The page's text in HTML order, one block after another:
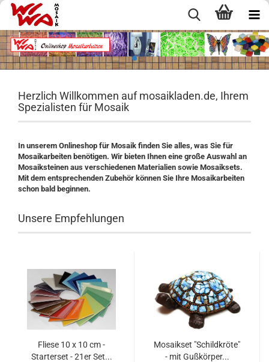
Herzlich Willkommen auf mosaikladen.de, Ihrem
Spezialisten für Mosaik
In unserem Onlineshop für Mosaik finden Sie alles, was Sie für
Mosaikarbeiten benötigen. Wir bieten Ihnen eine große Auswahl an
Mosaiksteinen aus verschiedenen Materialien sowie Mosaiksets.
Mit dem entsprechenden Zubehör können Sie Ihre Mosaikarbeiten
schon bald beginnen.
Unsere Empfehlungen
Fliese 10 x 10 cm -
Starterset - 21er Set...
Mosaikset "Schildkröte"
- mit Gußkörper...